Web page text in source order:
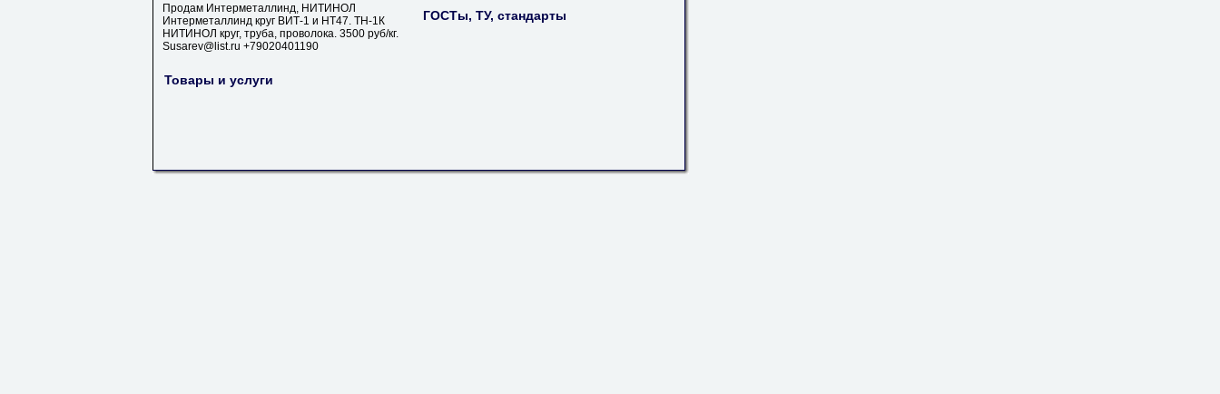
Продам Интерметаллинд, НИТИНОЛ
Интерметаллинд круг ВИТ-1 и НТ47. ТН-1К
НИТИНОЛ круг, труба, проволока. 3500 руб/кг.
Susarev@list.ru +79020401190
Товары и услуги
ГОСТы, ТУ, стандарты